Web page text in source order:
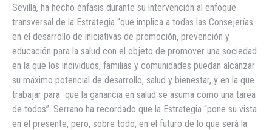
Sevilla, ha hecho énfasis durante su intervención al enfoque
transversal de la Estrategia “que implica a todas las Consejerías
en el desarrollo de iniciativas de promoción, prevención y
educación para la salud con el objeto de promover una sociedad
en la que los individuos, familias y comunidades puedan alcanzar
su máximo potencial de desarrollo, salud y bienestar, y en la que
trabajar para que la ganancia en salud se asuma como una tarea
de todos”. Serrano ha recordado que la Estrategia “pone su vista
en el presente, pero, sobre todo, en el futuro de lo que será la